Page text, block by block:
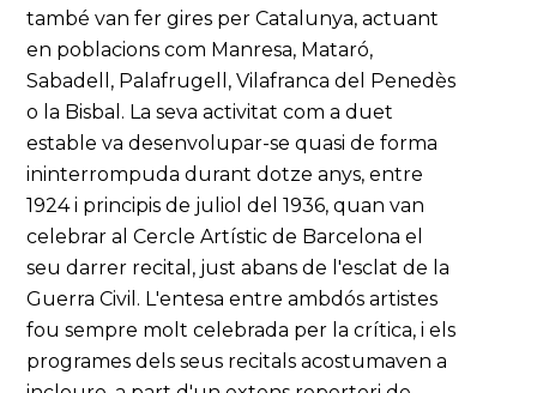
també van fer gires per Catalunya, actuant
en poblacions com Manresa, Mataró,
Sabadell, Palafrugell, Vilafranca del Penedès
o la Bisbal. La seva activitat com a duet
estable va desenvolupar-se quasi de forma
ininterrompuda durant dotze anys, entre
1924 i principis de juliol del 1936, quan van
celebrar al Cercle Artístic de Barcelona el
seu darrer recital, just abans de l'esclat de la
Guerra Civil. L'entesa entre ambdós artistes
fou sempre molt celebrada per la crítica, i els
programes dels seus recitals acostumaven a